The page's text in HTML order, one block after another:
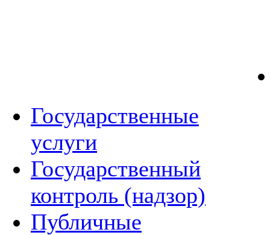
Государственные
услуги
Государственный
контроль (надзор)
Публичные